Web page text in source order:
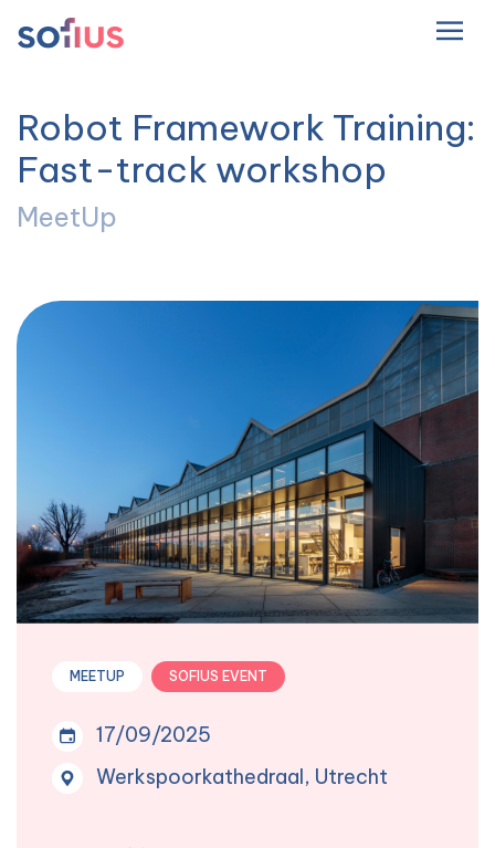
Hoofdnavigatie
Robot Framework Training:
Fast-track workshop
MeetUp
MEETUP SOFIUS EVENT
17/09/2025
Werkspoorkathedraal, Utrecht